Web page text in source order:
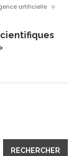
artificielle
RECHERCHER